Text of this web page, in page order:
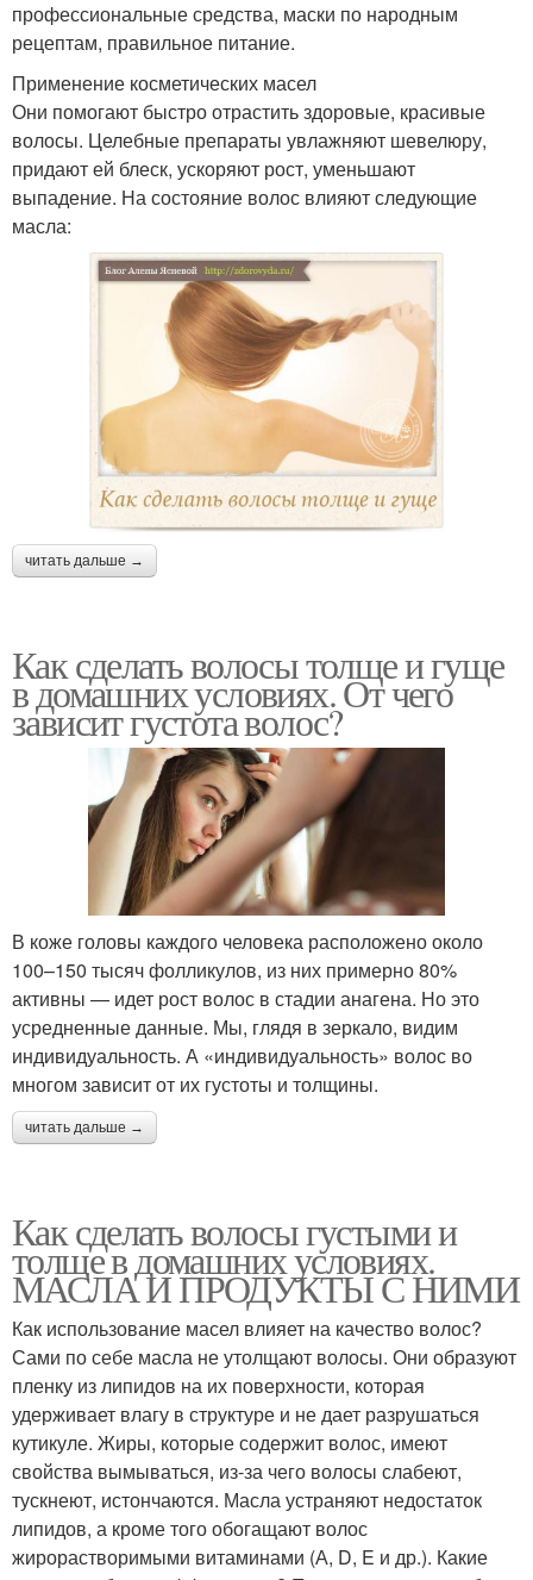
профессиональные средства, маски по народным
рецептам, правильное питание.
Применение косметических масел
Они помогают быстро отрастить здоровые, красивые
волосы. Целебные препараты увлажняют шевелюру,
придают ей блеск, ускоряют рост, уменьшают
выпадение. На состояние волос влияют следующие
масла:
читать дальше →
Как сделать волосы толще и гуще
в домашних условиях. От чего
зависит густота волос?
В коже головы каждого человека расположено около
100–150 тысяч фолликулов, из них примерно 80%
активны — идет рост волос в стадии анагена. Но это
усредненные данные. Мы, глядя в зеркало, видим
индивидуальность. А «индивидуальность» волос во
многом зависит от их густоты и толщины.
читать дальше →
Как сделать волосы густыми и
толще в домашних условиях.
МАСЛА И ПРОДУКТЫ С НИМИ
Как использование масел влияет на качество волос?
Сами по себе масла не утолщают волосы. Они образуют
пленку из липидов на их поверхности, которая
удерживает влагу в структуре и не дает разрушаться
кутикуле. Жиры, которые содержит волос, имеют
свойства вымываться, из-за чего волосы слабеют,
тускнеют, истончаются. Масла устраняют недостаток
липидов, а кроме того обогащают волос
жирорастворимыми витаминами (А, D, E и др.). Какие